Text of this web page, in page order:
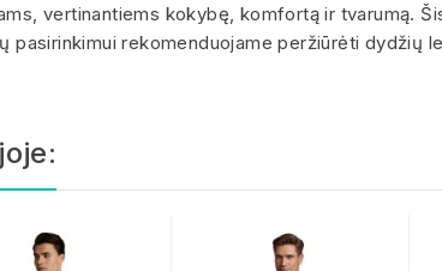
vertinantiems kokybę, komfortą ir tvarumą.
pasirinkimui rekomenduojame peržiūrėti dydžių